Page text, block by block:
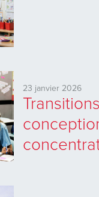
23 janvier 2026